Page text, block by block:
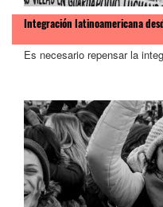
Integración latinoamericana
Es necesario repensar la